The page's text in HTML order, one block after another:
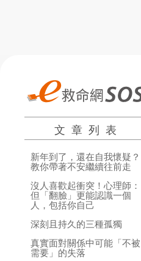
文章列表
新年到了，還在自我懷疑？
教你帶著不安繼續往前走
沒人喜歡起衝突！心理師：
但「翻臉」更能認識一個
人，包括你自己
深刻且持久的三種孤獨
真實面對關係中可能「不被
需要」的失落